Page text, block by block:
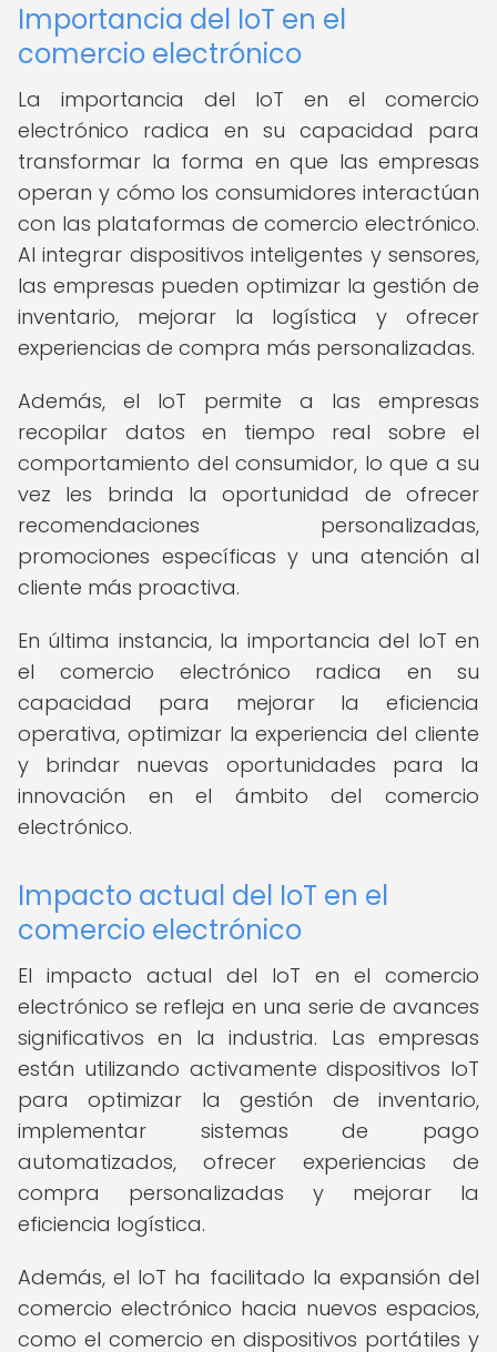
Importancia del IoT en el
comercio electrónico
La importancia del IoT en el comercio
electrónico radica en su capacidad para
transformar la forma en que las empresas
operan y cómo los consumidores interactúan
con las plataformas de comercio electrónico.
Al integrar dispositivos inteligentes y sensores,
las empresas pueden optimizar la gestión de
inventario, mejorar la logística y ofrecer
experiencias de compra más personalizadas.
Además, el IoT permite a las empresas
recopilar datos en tiempo real sobre el
comportamiento del consumidor, lo que a su
vez les brinda la oportunidad de ofrecer
recomendaciones personalizadas,
promociones específicas y una atención al
cliente más proactiva.
En última instancia, la importancia del IoT en
el comercio electrónico radica en su
capacidad para mejorar la eficiencia
operativa, optimizar la experiencia del cliente
y brindar nuevas oportunidades para la
innovación en el ámbito del comercio
electrónico.
Impacto actual del IoT en el
comercio electrónico
El impacto actual del IoT en el comercio
electrónico se refleja en una serie de avances
significativos en la industria. Las empresas
están utilizando activamente dispositivos IoT
para optimizar la gestión de inventario,
implementar sistemas de pago
automatizados, ofrecer experiencias de
compra personalizadas y mejorar la
eficiencia logística.
Además, el IoT ha facilitado la expansión del
comercio electrónico hacia nuevos espacios,
como el comercio en dispositivos portátiles y